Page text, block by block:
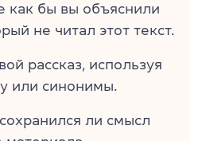
как бы вы объяснили
не читал этот текст.
рассказ, используя
или синонимы.
ли смысл